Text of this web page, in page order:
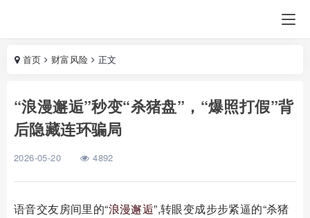
首页 财富风险 正文
“浪漫邂逅”秒变“杀猪盘”，“爆照打假”背
后隐藏连环骗局
2026-05-20 4892
语音交友房间里的“浪漫邂逅”,转眼变成步步紧逼的“杀猪